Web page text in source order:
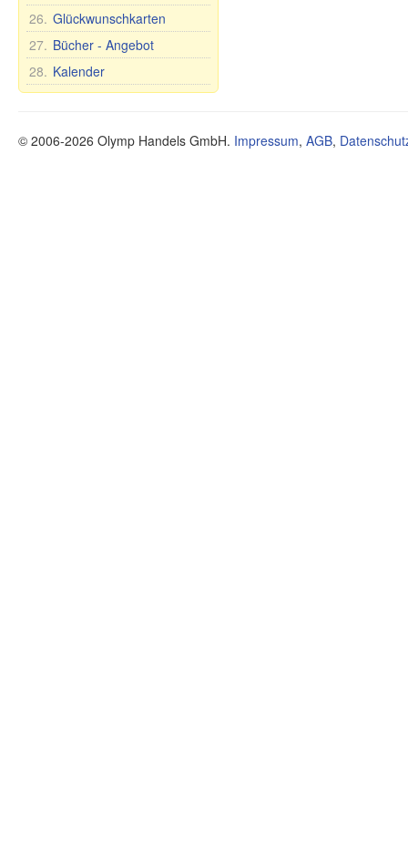
Tee- und Tafelsets für 6
Personen
26. Glückwunschkarten
27. Bücher - Angebot
28. Kalender
© 2006-2026 Olymp Handels GmbH. Impressum, AGB,